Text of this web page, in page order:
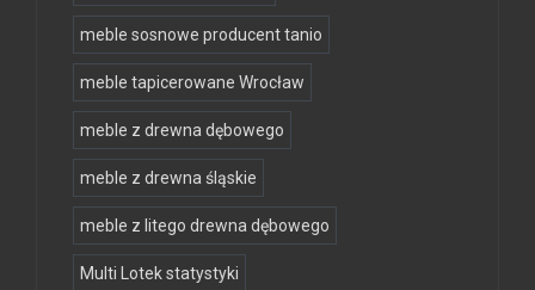
meble sosnowe producent tanio
meble tapicerowane Wrocław
meble z drewna dębowego
meble z drewna śląskie
meble z litego drewna dębowego
Multi Lotek statystyki